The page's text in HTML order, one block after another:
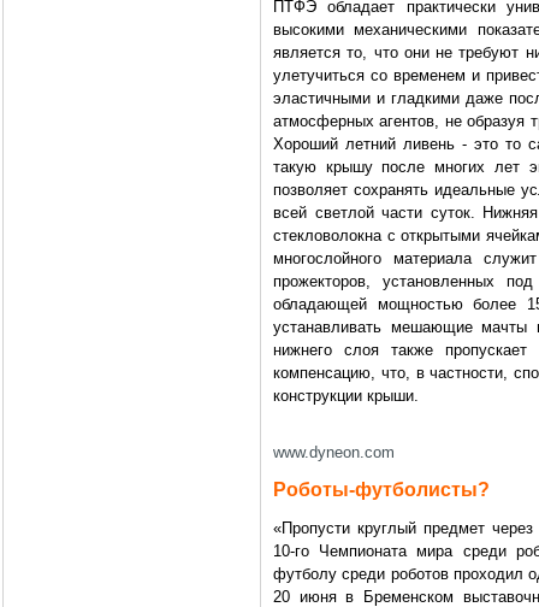
ПТФЭ обладает практически
высокими механическими
является то, что они не требуют
улетучиться со временем и
эластичными и гладкими даже
атмосферных агентов, не образуя
Хороший летний ливень - это то
такую крышу после многих лет
позволяет сохранять идеальные
всей светлой части суток.
стекловолокна с открытыми
многослойного материала
прожекторов, установленных
обладающей мощностью более
устанавливать мешающие мачты
нижнего слоя также
компенсацию, что, в частности,
конструкции крыши.
www.dyneon.com
Роботы-футболисты?
«Пропусти круглый предмет
10-го Чемпионата мира среди
футболу среди роботов проходил
20 июня в Бременском